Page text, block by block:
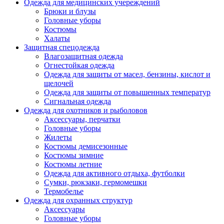
Одежда для медицинских учереждений
Брюки и блузы
Головные уборы
Костюмы
Халаты
Защитная спецодежда
Влагозащитная одежда
Огнестойкая одежда
Одежда для защиты от масел, бензины, кислот и
щелочей
Одежда для защиты от повышенных температур
Сигнальная одежда
Одежда для охотников и рыболовов
Аксессуары, перчатки
Головные уборы
Жилеты
Костюмы демисезонные
Костюмы зимние
Костюмы летние
Одежда для активного отдыха, футболки
Сумки, рюкзаки, гермомешки
Термобелье
Одежда для охранных структур
Аксессуары
Головные уборы